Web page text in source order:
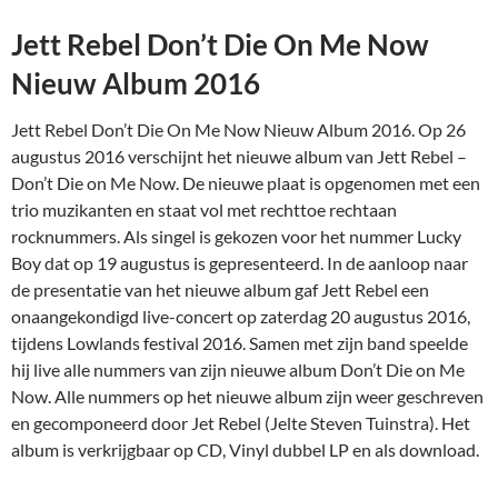
Jett Rebel Don’t Die On Me Now
Nieuw Album 2016
Jett Rebel Don’t Die On Me Now Nieuw Album 2016. Op 26
augustus 2016 verschijnt het nieuwe album van Jett Rebel –
Don’t Die on Me Now. De nieuwe plaat is opgenomen met een
trio muzikanten en staat vol met rechttoe rechtaan
rocknummers. Als singel is gekozen voor het nummer Lucky
Boy dat op 19 augustus is gepresenteerd. In de aanloop naar
de presentatie van het nieuwe album gaf Jett Rebel een
onaangekondigd live-concert op zaterdag 20 augustus 2016,
tijdens Lowlands festival 2016. Samen met zijn band speelde
hij live alle nummers van zijn nieuwe album Don’t Die on Me
Now. Alle nummers op het nieuwe album zijn weer geschreven
en gecomponeerd door Jet Rebel (Jelte Steven Tuinstra). Het
album is verkrijgbaar op CD, Vinyl dubbel LP en als download.